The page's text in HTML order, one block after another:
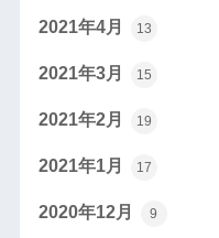
2021年4月 13
2021年3月 15
2021年2月 19
2021年1月 17
2020年12月 9